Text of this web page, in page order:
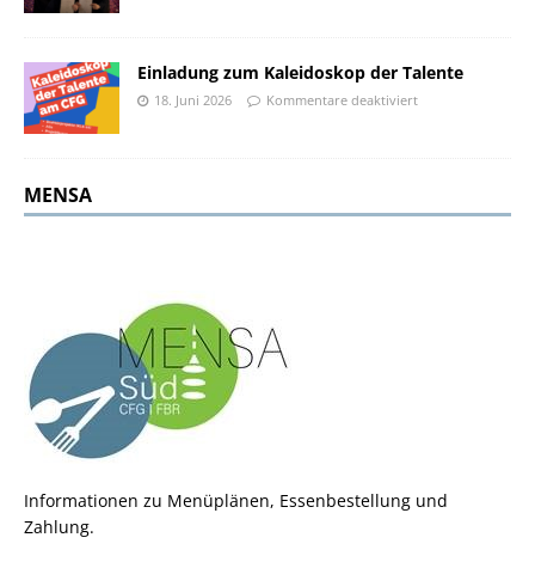
Einladung zum Kaleidoskop der Talente
18. Juni 2026 Kommentare deaktiviert
MENSA
Informationen zu Menüplänen, Essenbestellung und
Zahlung.